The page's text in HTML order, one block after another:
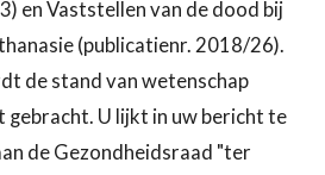
en Vaststellen van de dood bij
(publicatienr. 2018/26).
de stand van wetenschap
U lijkt in uw bericht te
de Gezondheidsraad "ter